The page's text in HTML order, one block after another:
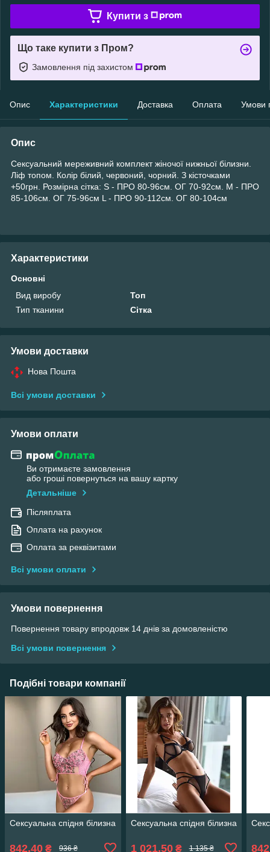
Купити з
Що таке купити з Пром?
Замовлення під захистом
Опис Характеристики Доставка Оплата Умови
Опис
Сексуальний мереживний комплект жіночої нижньої білизни.
Ліф топом. Колір білий, червоний, чорний. З кісточками
+50грн. Розмірна сітка: S - ПРО 80-96см. ОГ 70-92см. M - ПРО
85-106см. ОГ 75-96см L - ПРО 90-112см. ОГ 80-104см
Характеристики
Основні
Вид виробу
Топ
Тип тканини
Сітка
Умови доставки
Нова Пошта
Всі умови доставки
Умови оплати
Ви отримаєте замовлення
або гроші повернуться на вашу картку
Детальніше
Післяплата
Оплата на рахунок
Оплата за реквізитами
Всі умови оплати
Умови повернення
Повернення товару впродовж 14 днів за домовленістю
Всі умови повернення
Подібні товари компанії
Сексуальна спідня білизна
842,40 ₴ 936 ₴
Сексуальна спідня білизна
1 021,50₴ 1 135 ₴